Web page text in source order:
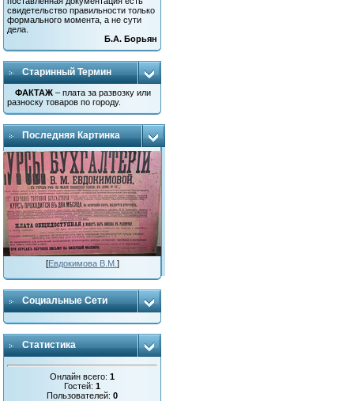
свидетельство правильности только
формального момента, а не сути
дела.
Б.А. Борьян
Старинный Термин
ФАКТАЖ – плата за развозку или
разноску товаров по городу.
Последняя Картинка
[Евдокимова В.М. ]
Социальные Сети
Статистика
Онлайн всего:1
Гостей:1
Пользователей:0